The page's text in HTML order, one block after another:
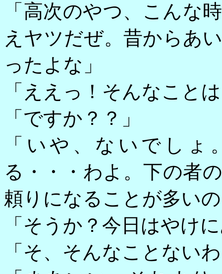
「高次のやつ、こんな
えヤツだぜ。昔からあ
ったよな」
「ええっ！そんなこと
「ですか？？」
「いや、ないでし
る・・・わよ。下の者
頼りになることが多い
「そうか？今日はやけ
「そ、そんなことない